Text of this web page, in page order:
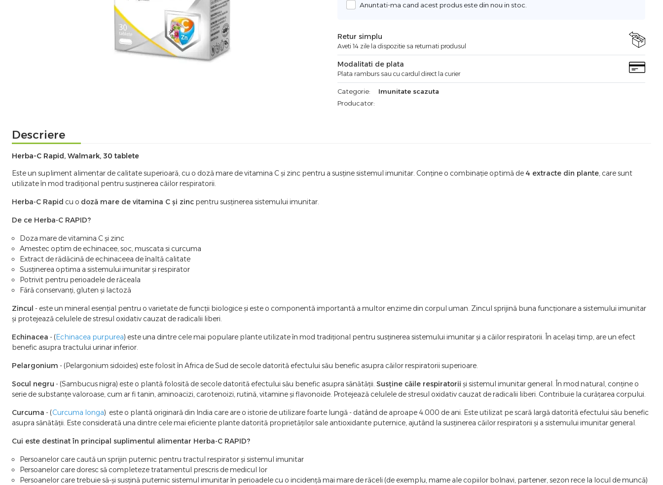
Anuntati-ma cand acest produs este din nou in stoc.
Retur simplu
Aveti 14 zile la dispozitie sa returnati produsul
Modalitati de plata
Plata ramburs sau cu cardul direct la curier
Categorie:
Imunitate scazuta
Producator:
Descriere
Herba-C Rapid, Walmark, 30 tablete
Este un supliment alimentar de calitate superioară, cu o doză mare de vitamina C și zinc pentru a susține sistemul imunitar. Conține o combinație optimă de 4 extracte din plante, care sunt
utilizate în mod tradițional pentru susținerea căilor respiratorii.
Herba-C Rapid cu o doză mare de vitamina C și zinc pentru susținerea sistemului imunitar.
De ce Herba-C RAPID?
Doza mare de vitamina C și zinc
Amestec optim de echinacee, soc, muscata si curcuma
Extract de rădăcină de echinaceea de înaltă calitate
Susținerea optima a sistemului imunitar și respirator
Potrivit pentru perioadele de răceala
Fără conservanți, gluten și lactoză
Zincul - este un mineral esențial pentru o varietate de funcții biologice și este o componentă importantă a multor enzime din corpul uman. Zincul sprijină buna funcționare a sistemului imunitar
și protejează celulele de stresul oxidativ cauzat de radicalii liberi.
Echinacea - (Echinacea purpurea) este una dintre cele mai populare plante utilizate în mod tradițional pentru susținerea sistemului imunitar și a căilor respiratorii. În același timp, are un efect
benefic asupra tractului urinar inferior.
Pelargonium - (Pelargonium sidoides) este folosit în Africa de Sud de secole datorită efectului său benefic asupra căilor respiratorii superioare.
Socul negru - (Sambucus nigra) este o plantă folosită de secole datorită efectului său benefic asupra sănătății. Susține căile respiratorii și sistemul imunitar general. În mod natural, conține o
serie de substanțe valoroase, cum ar fi tanin, aminoacizi, carotenoizi, rutină, vitamine și flavonoide. Protejează celulele de stresul oxidativ cauzat de radicalii liberi. Contribuie la curățarea corpului.
Curcuma - (Curcuma longa) este o plantă originară din India care are o istorie de utilizare foarte lungă - datând de aproape 4.000 de ani. Este utilizat pe scară largă datorită efectului său benefic
asupra sănătății. Este considerată una dintre cele mai eficiente plante datorită proprietăților sale antioxidante puternice, ajutând la susținerea căilor respiratorii și a sistemului imunitar general.
Cui este destinat în principal suplimentul alimentar Herba-C RAPID?
Persoanelor care caută un sprijin puternic pentru tractul respirator și sistemul imunitar
Persoanelor care doresc să completeze tratamentul prescris de medicul lor
Persoanelor care trebuie să-și susțină puternic sistemul imunitar în perioadele cu o incidență mai mare de răceli (de exemplu, mame ale copiilor bolnavi, partener, sezon rece la locul de muncă)